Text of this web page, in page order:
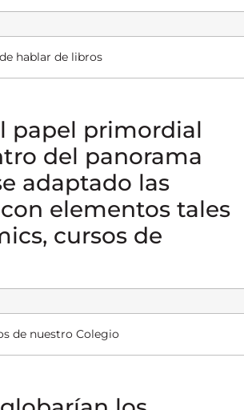
hablar de libros
papel primordial
del panorama
adaptado las
elementos tales
cursos de
de nuestro Colegio